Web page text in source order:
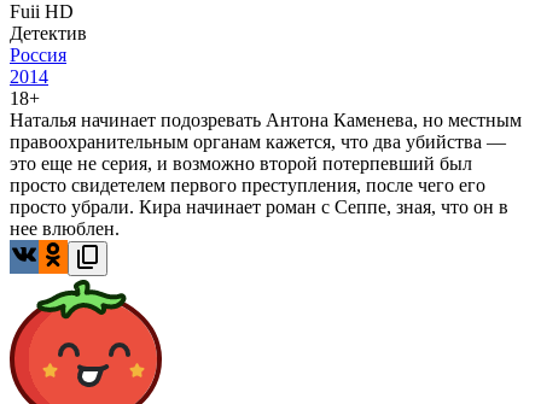
Fuii HD
Детектив
Россия
2014
18+
Наталья начинает подозревать Антона Каменева, но местным
правоохранительным органам кажется, что два убийства —
это еще не серия, и возможно второй потерпевший был
просто свидетелем первого преступления, после чего его
просто убрали. Кира начинает роман с Сеппе, зная, что он в
нее влюблен.